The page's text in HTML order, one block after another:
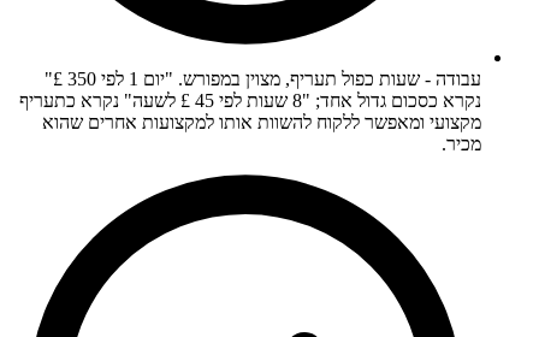
עבודה - שעות כפול תעריף, מצוין במפורש. "יום 1 לפי 350 £"
נקרא כסכום גדול אחד; "8 שעות לפי 45 £ לשעה" נקרא כתעריף
מקצועי ומאפשר ללקוח להשוות אותו למקצועות אחרים שהוא
מכיר.